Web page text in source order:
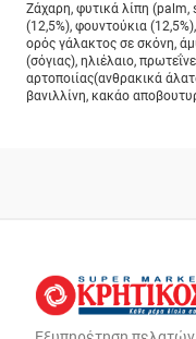
Ζάχαρη, φυτικά λίπη
(12,5%), φουντούκια
ορός γάλακτος σε σκόνη,
(σόγιας), ηλιέλαιο,
αρτοποιίας(ανθρακικά
βανιλλίνη, κακάο